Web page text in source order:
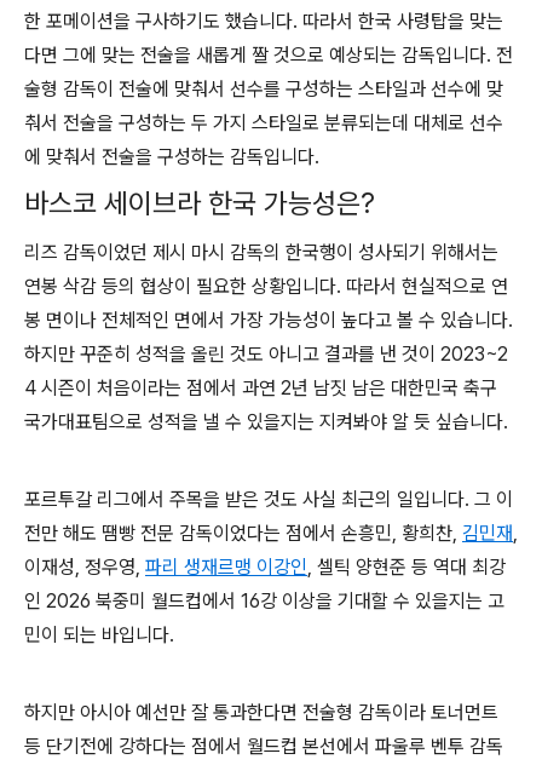
한 포메이션을 구사하기도 했습니다. 따라서 한국 사령탑을 맞는
다면 그에 맞는 전술을 새롭게 짤 것으로 예상되는 감독입니다. 전
술형 감독이 전술에 맞춰서 선수를 구성하는 스타일과 선수에 맞
춰서 전술을 구성하는 두 가지 스타일로 분류되는데 대체로 선수
에 맞춰서 전술을 구성하는 감독입니다.
바스코 세이브라 한국 가능성은?
리즈 감독이었던 제시 마시 감독의 한국행이 성사되기 위해서는
연봉 삭감 등의 협상이 필요한 상황입니다. 따라서 현실적으로 연
봉 면이나 전체적인 면에서 가장 가능성이 높다고 볼 수 있습니다.
하지만 꾸준히 성적을 올린 것도 아니고 결과를 낸 것이 2023~2
4 시즌이 처음이라는 점에서 과연 2년 남짓 남은 대한민국 축구
국가대표팀으로 성적을 낼 수 있을지는 지켜봐야 알 듯 싶습니다.
포르투갈 리그에서 주목을 받은 것도 사실 최근의 일입니다. 그 이
전만 해도 땜빵 전문 감독이었다는 점에서 손흥민, 황희찬, 김민재,
이재성, 정우영, 파리 생재르맹 이강인, 셀틱 양현준 등 역대 최강
인 2026 북중미 월드컵에서 16강 이상을 기대할 수 있을지는 고
민이 되는 바입니다.
하지만 아시아 예선만 잘 통과한다면 전술형 감독이라 토너먼트
등 단기전에 강하다는 점에서 월드컵 본선에서 파울루 벤투 감독